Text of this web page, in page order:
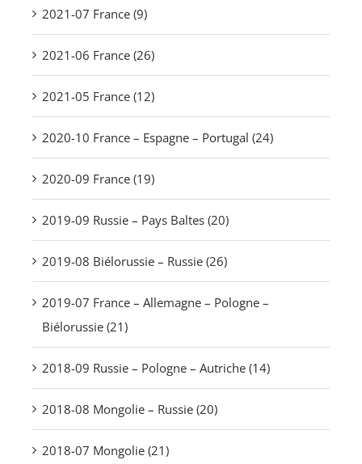
2021-07 France (9)
2021-06 France (26)
2021-05 France (12)
2020-10 France – Espagne – Portugal (24)
2020-09 France (19)
2019-09 Russie – Pays Baltes (20)
2019-08 Biélorussie – Russie (26)
2019-07 France – Allemagne – Pologne –
Biélorussie (21)
2018-09 Russie – Pologne – Autriche (14)
2018-08 Mongolie – Russie (20)
2018-07 Mongolie (21)